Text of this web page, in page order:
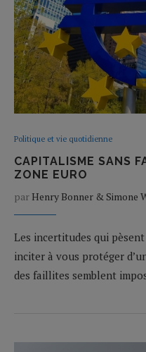
Politique et vie quotidienne
CAPITALISME SANS
ZONE EURO
par Henry Bonner & Simone
Les incertitudes qui
inciter à vous protéger
des faillites semblent